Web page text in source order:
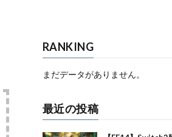
RANKING
まだデータがありません。
最近の投稿